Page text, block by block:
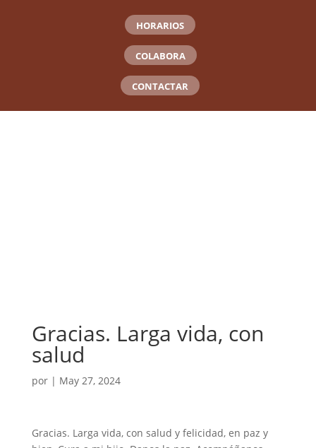
HORARIOS
COLABORA
CONTACTAR
Gracias. Larga vida, con
salud
por | May 27, 2024
Gracias. Larga vida, con salud y felicidad, en paz y